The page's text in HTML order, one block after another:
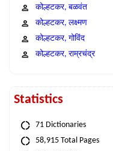
कोल्हटकर, बळवंत
कोल्हटकर, लक्ष्मण
कोल्हटकर, गोविंद
कोल्हटकर, राम्रचंद्र
Statistics
71 Dictionaries
58,915 Total Pages